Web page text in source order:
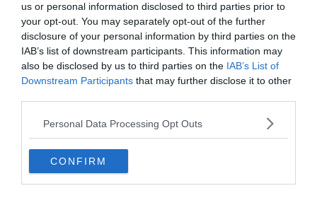
us or personal information disclosed to third parties prior to
your opt-out. You may separately opt-out of the further
disclosure of your personal information by third parties on the
IAB’s list of downstream participants. This information may
also be disclosed by us to third parties on the IAB’s List of
Downstream Participants that may further disclose it to other
Personal Data Processing Opt Outs
CONFIRM
À lire aussi sur le guide Polynésie Française
:
Les 9 plus belles îles à visiter en Polynésie Française
25 superbes photographies de Bora Bora
La Polynésie Française : un voyage exotique au doux
parfum de fleur de Tiaré
Visiter Bora-Bora : 10 incontournables à faire et voir
(Polynésie française)